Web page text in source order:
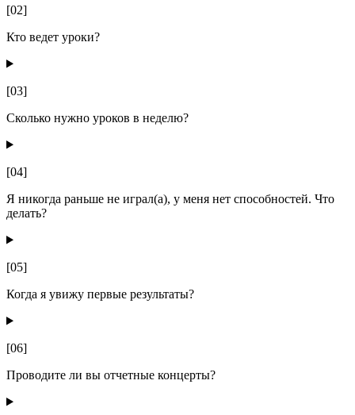
[02]
Кто ведет уроки?
[03]
Сколько нужно уроков в неделю?
[04]
Я никогда раньше не играл(а), у меня нет способностей. Что
делать?
[05]
Когда я увижу первые результаты?
[06]
Проводите ли вы отчетные концерты?